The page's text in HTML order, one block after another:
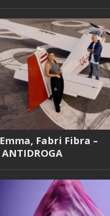
Emma, Fabri Fibra –
ANTIDROGA